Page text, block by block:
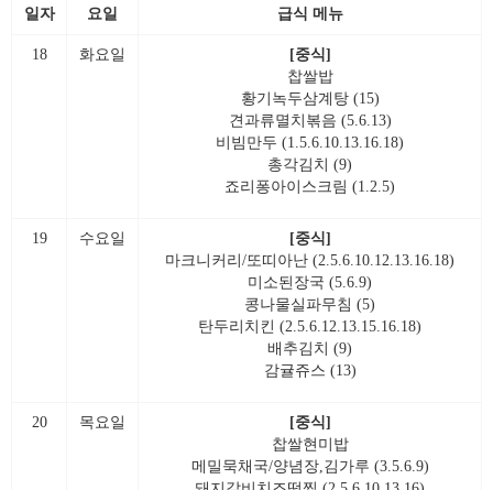
일자 요일 급식 메뉴
18 화요일
[중식]
찹쌀밥
황기녹두삼계탕 (15)
견과류멸치볶음 (5.6.13)
비빔만두 (1.5.6.10.13.16.18)
총각김치 (9)
죠리퐁아이스크림 (1.2.5)
19 수요일
[중식]
마크니커리/또띠아난 (2.5.6.10.12.13.16.18)
미소된장국 (5.6.9)
콩나물실파무침 (5)
탄두리치킨 (2.5.6.12.13.15.16.18)
배추김치 (9)
감귤쥬스 (13)
20 목요일
[중식]
찹쌀현미밥
메밀묵채국/양념장,김가루 (3.5.6.9)